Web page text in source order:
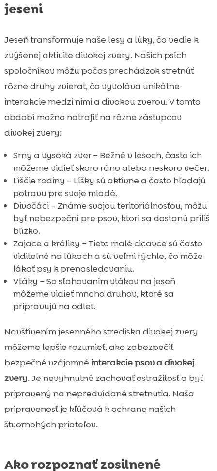
jeseni
Jeseň transformuje naše lesy a lúky, čo vedie k
zvýšenej aktivite divokej zvery. Našich psích
spoločníkov môžu počas prechádzok stretnúť
rôzne druhy zvierat, čo vyvoláva unikátne
interakcie medzi nimi a divokou zverou. V tomto
období možno natrafiť na rôzne zástupcov
divokej zvery:
Srny a vysoká zver – Bežné v lesoch, často ich
môžeme vidieť skoro ráno alebo neskoro večer.
Líščie rodiny – Líšky sú aktívne a často hľadajú
potravu pre svoje mladé.
Divočáci – Známe svojou teritoriálnosťou, môžu
byť nebezpeční pre psov, ktorí sa dostanú príliš
blízko.
Zajace a králiky – Tieto malé cicavce sú často
viditeľné na lúkach a sú veľmi rýchle, čo môže
lákať psy k prenasledovaniu.
Vtáky – So sťahovaním vtákov na jeseň
môžeme vidieť mnoho druhov, ktoré sa
pripravujú na odlet.
Navštívením jesenného strediska divokej zvery
môžeme lepšie rozumieť, ako zabezpečiť
bezpečné vzájomné interakcie psov a divokej
zvery. Je nevyhnutné zachovať ostražitosť a byť
pripravený na nepredvídané stretnutia. Naša
pripravenosť je kľúčová k ochrane našich
štvornohých priateľov.
Ako rozpoznať zosilnené